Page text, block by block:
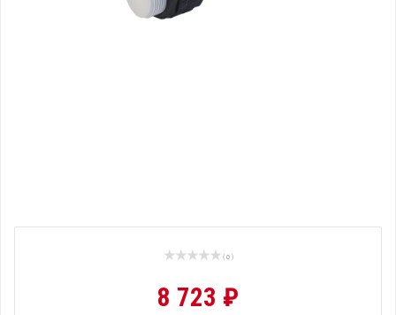
( 0 )
8 723 ₽